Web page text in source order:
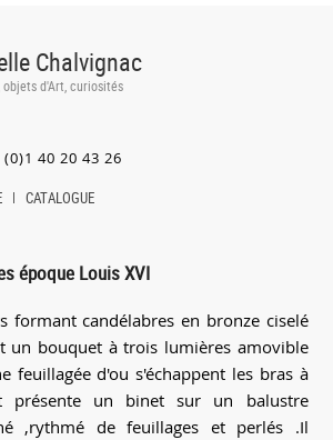
Chalvignac
objets d'Art, curiosités
(0)1 40 20 43 26
CATALOGUE
époque Louis XVI
formant candélabres en bronze ciselé
un bouquet à trois lumières amovible
feuillagée d'ou s'échappent les bras à
présente un binet sur un balustre
,rythmé de feuillages et perlés .Il